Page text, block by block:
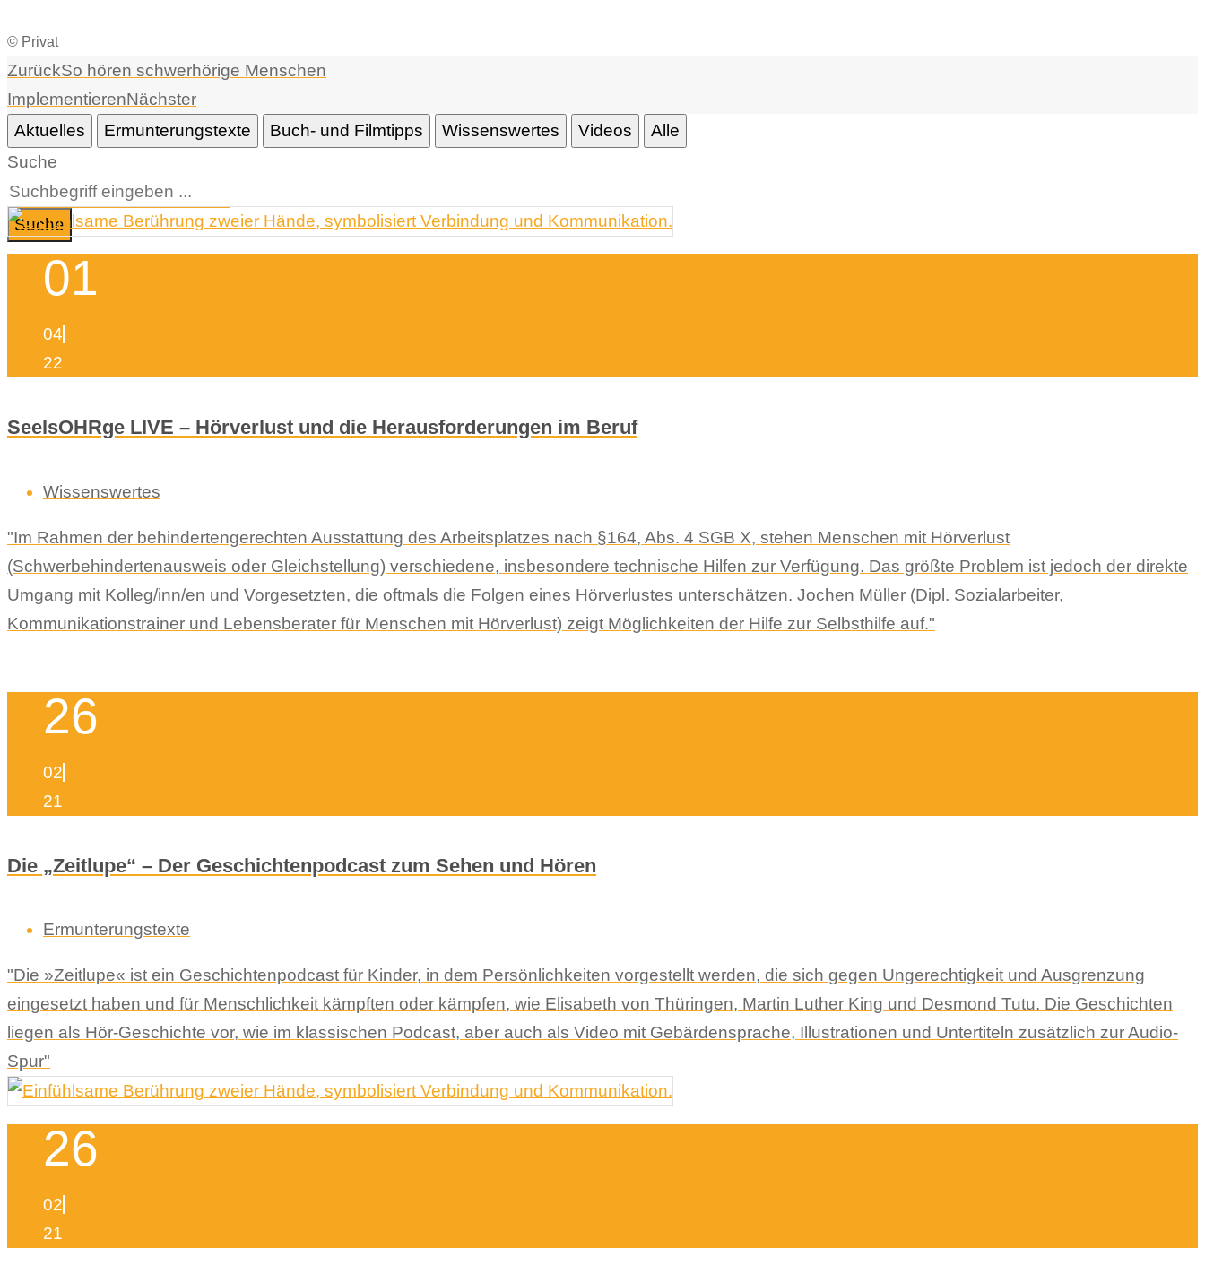
© Privat
ZurückSo hören schwerhörige Menschen
ImplementierenNächster
Aktuelles
Ermunterungstexte Buch- und Filmtipps Wissenswertes Videos
Alle
Suche
Suche
01
04
22
SeelsOHRge LIVE – Hörverlust und die Herausforderungen im Beruf
Wissenswertes
"Im Rahmen der behindertengerechten Ausstattung des Arbeitsplatzes nach §164, Abs. 4 SGB X, stehen Menschen mit Hörverlust
(Schwerbehindertenausweis oder Gleichstellung) verschiedene, insbesondere technische Hilfen zur Verfügung. Das größte Problem ist jedoch der direkte
Umgang mit Kolleg/inn/en und Vorgesetzten, die oftmals die Folgen eines Hörverlustes unterschätzen. Jochen Müller (Dipl. Sozialarbeiter,
Kommunikationstrainer und Lebensberater für Menschen mit Hörverlust) zeigt Möglichkeiten der Hilfe zur Selbsthilfe auf."
26
02
21
Die „Zeitlupe“ – Der Geschichtenpodcast zum Sehen und Hören
Ermunterungstexte
"Die »Zeitlupe« ist ein Geschichtenpodcast für Kinder, in dem Persönlichkeiten vorgestellt werden, die sich gegen Ungerechtigkeit und Ausgrenzung
eingesetzt haben und für Menschlichkeit kämpften oder kämpfen, wie Elisabeth von Thüringen, Martin Luther King und Desmond Tutu. Die Geschichten
liegen als Hör-Geschichte vor, wie im klassischen Podcast, aber auch als Video mit Gebärdensprache, Illustrationen und Untertiteln zusätzlich zur Audio-
Spur"
26
02
21